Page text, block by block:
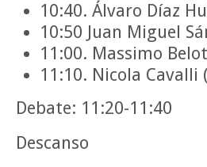
10:40. Álvaro Díaz
10:50 Juan Miguel
11:00. Massimo
11:10. Nicola Cavalli
Debate: 11:20-11:40
Descanso